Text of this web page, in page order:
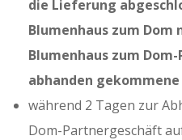
die Lieferung
Blumenhaus zum Dom
Blumenhaus zum
abhanden
während 2 Tagen zur
Dom-Partnergeschäft